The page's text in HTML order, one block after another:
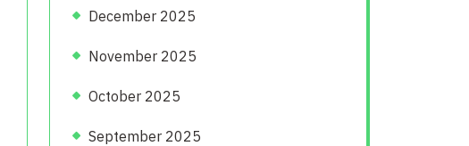
December 2025
November 2025
October 2025
September 2025